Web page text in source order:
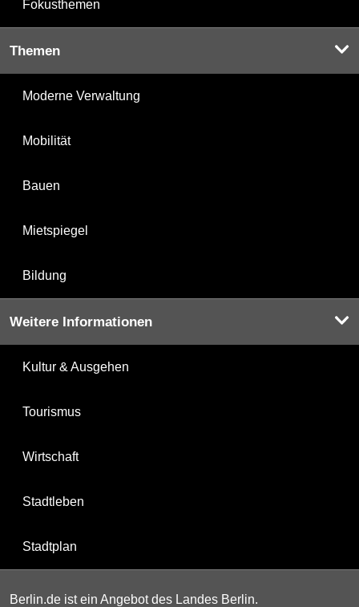
Fokusthemen
Themen
Moderne Verwaltung
Mobilität
Bauen
Mietspiegel
Bildung
Weitere Informationen
Kultur & Ausgehen
Tourismus
Wirtschaft
Stadtleben
Stadtplan
Berlin.de ist ein Angebot des Landes Berlin.